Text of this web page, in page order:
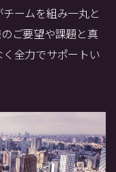
ームを組み一丸と
ご要望や課題と真
全力でサポートい